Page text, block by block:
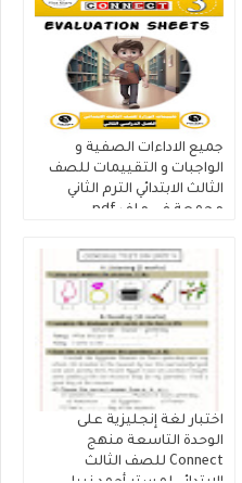
جميع الاداءات الصفية و
الواجبات و التقييمات للصف
الثالث الابتدائي الترم الثاني
مجمعة فى ملف pdf
اختبار لغة إنجليزية على
الوحدة التاسعة منهج
Connect للصف الثالث